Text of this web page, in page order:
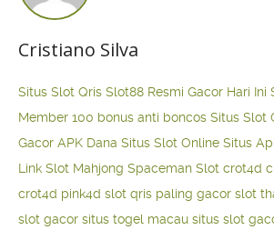
Cristiano Silva
Situs Slot Qris Slot88 Resmi Gacor Hari Ini
Member 100 bonus anti boncos Situs Slot
Gacor APK Dana Situs Slot Online Situs
Link Slot Mahjong Spaceman Slot crot4d
crot4d pink4d slot qris paling gacor slot
slot gacor situs togel macau situs slot